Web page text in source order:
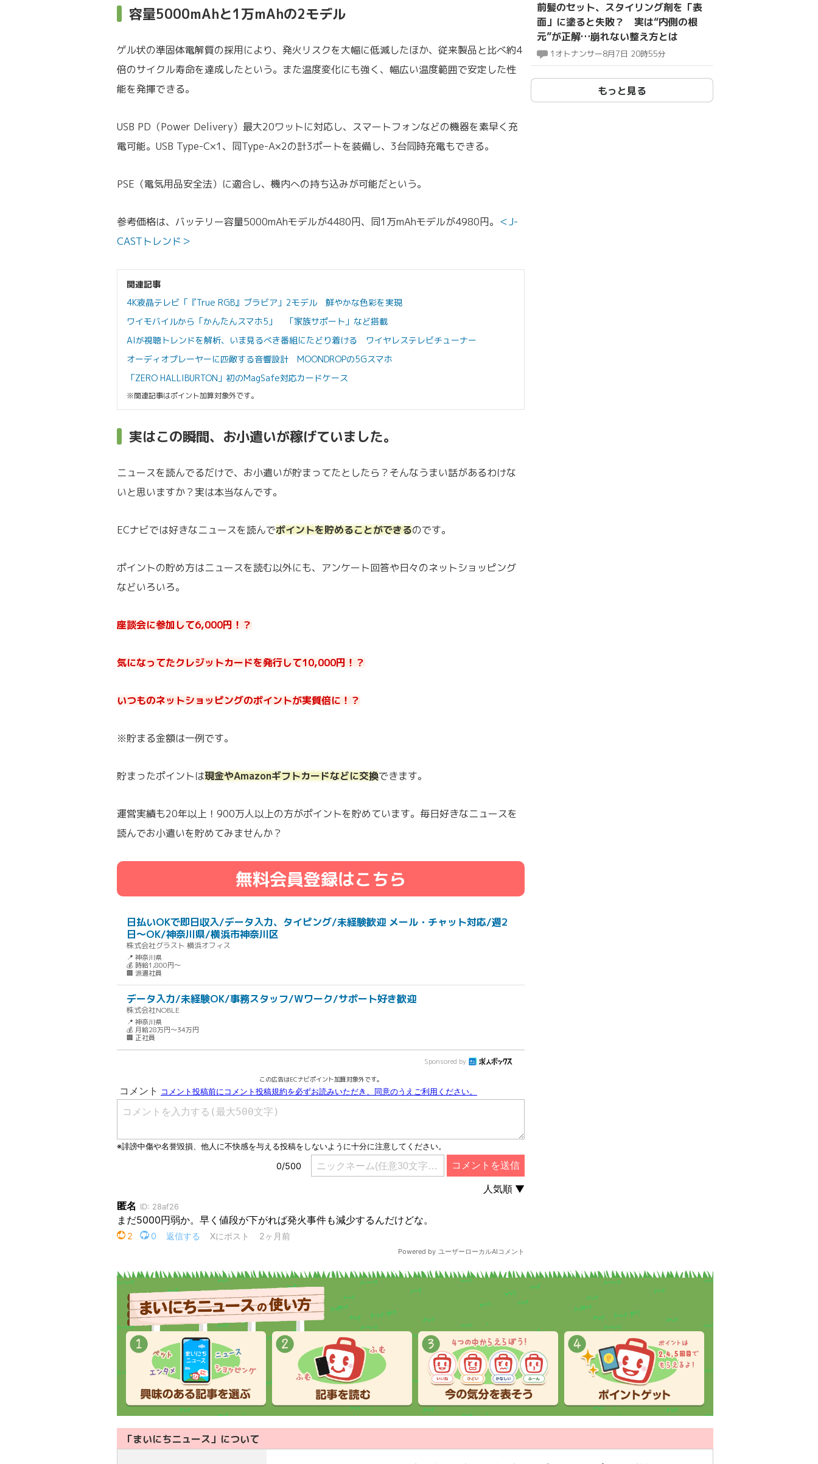
容量5000mAhと1万mAhの2モデル
ゲル状の準固体電解質の採用により、発火リスクを大幅に低減したほか、従来製品と比べ約4
倍のサイクル寿命を達成したという。また温度変化にも強く、幅広い温度範囲で安定した性
能を発揮できる。
USB PD（Power Delivery）最大20ワットに対応し、スマートフォンなどの機器を素早く充
電可能。USB Type-C×1、同Type-A×2の計3ポートを装備し、3台同時充電もできる。
PSE（電気用品安全法）に適合し、機内への持ち込みが可能だという。
参考価格は、バッテリー容量5000mAhモデルが4480円、同1万mAhモデルが4980円。 ＜J-
CASTトレンド＞
関連記事
4K液晶テレビ「『True RGB』ブラビア」2モデル 鮮やかな色彩を実現
ワイモバイルから「かんたんスマホ5」 「家族サポート」など搭載
AIが視聴トレンドを解析、いま見るべき番組にたどり着ける ワイヤレステレビチューナー
オーディオプレーヤーに匹敵する音響設計 MOONDROPの5Gスマホ
「ZERO HALLIBURTON」初のMagSafe対応カードケース
※関連記事はポイント加算対象外です。
実はこの瞬間、お小遣いが稼げていました。
ニュースを読んでるだけで、お小遣いが貯まってたとしたら？そんなうまい話があるわけな
いと思いますか？実は本当なんです。
ECナビでは好きなニュースを読んでポイントを貯めることができるのです。
ポイントの貯め方はニュースを読む以外にも、アンケート回答や日々のネットショッピング
などいろいろ。
座談会に参加して6,000円！？
気になってたクレジットカードを発行して10,000円！？
いつものネットショッピングのポイントが実質倍に！？
※貯まる金額は一例です。
貯まったポイントは現金やAmazonギフトカードなどに交換できます。
運営実績も20年以上！900万人以上の方がポイントを貯めています。毎日好きなニュースを
読んでお小遣いを貯めてみませんか？
無料会員登録はこちら
日払いOKで即日収入/データ入力、タイピング/未経験歓迎 メール・チャット対応/週2
日～OK/神奈川県/横浜市神奈川区
株式会社グラスト 横浜オフィス
📍 神奈川県
💰 時給1,800円～
🏢 派遣社員
データ入力/未経験OK/事務スタッフ/Wワーク/サポート好き歓迎
株式会社NOBLE
📍 神奈川県
💰 月給28万円～34万円
🏢 正社員
Sponsored by
この広告はECナビポイント加算対象外です。
前髪のセット、スタイリング剤を「表
面」に塗ると失敗？ 実は“内側の根
元”が正解…崩れない整え方とは
1 オトナンサー8月7日 20時55分
もっと見る
「まいにちニュース」について